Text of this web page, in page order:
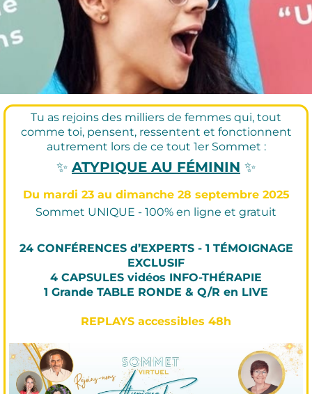
Tu as rejoins des milliers de femmes qui, tout
comme toi, pensent, ressentent et fonctionnent
autrement lors de ce tout 1er Sommet :
✨ ATYPIQUE AU FÉMININ ✨
Du mardi 23 au dimanche 28 septembre 2025
Sommet UNIQUE - 100% en ligne et gratuit
24 CONFÉRENCES d’EXPERTS - 1 TÉMOIGNAGE
EXCLUSIF
4 CAPSULES vidéos INFO-THÉRAPIE
1 Grande TABLE RONDE & Q/R en LIVE
REPLAYS accessibles 48h